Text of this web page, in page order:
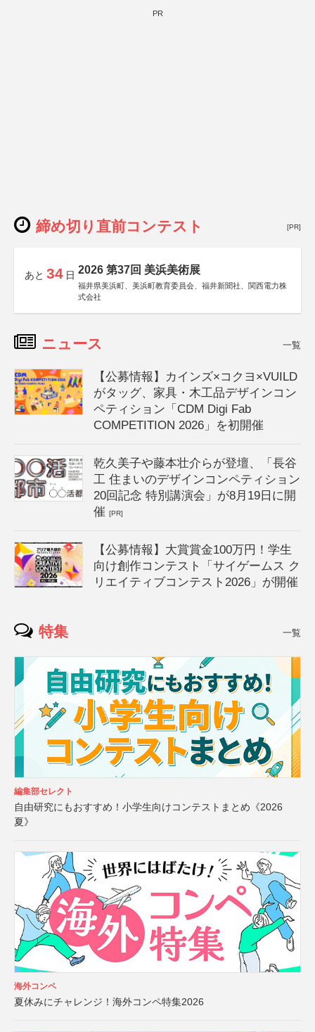
PR
締め切り直前コンテスト [PR]
あと 34 日 2026 第37回 美浜美術展
福井県美浜町、美浜町教育委員会、福井新聞社、関西電力株
式会社
ニュース 一覧
【公募情報】カインズ×コクヨ×VUILD
がタッグ、家具・木工品デザインコン
ペティション「CDM Digi Fab
COMPETITION 2026」を初開催
乾久美子や藤本壮介らが登壇、「長谷
工 住まいのデザインコンペティション
20回記念 特別講演会」が8月19日に開
催[PR]
【公募情報】大賞賞金100万円！学生
向け創作コンテスト「サイゲームス ク
リエイティブコンテスト2026」が開催
特集 一覧
編集部セレクト
自由研究にもおすすめ！小学生向けコンテストまとめ《2026
夏》
海外コンペ
夏休みにチャレンジ！海外コンペ特集2026